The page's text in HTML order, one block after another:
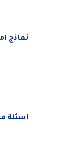
نماذج
اسئلة